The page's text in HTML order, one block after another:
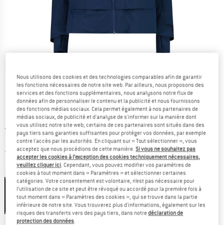
Prix initial :
199,95€
Prix:
79,98€ TVA incl.
Livraison gratuite(FR)France. Informations sur les frais de
Couleur:Blue Ink
-60 % -60 % -60 %
Sélectionner taille:
Nous utilisons des cookies et des technologies comparables afin de garantir
les fonctions nécessaires de notre site web. Par ailleurs, nous proposons des
services et des fonctions supplémentaires, nous analysons notre flux de
données afin de personnaliser le contenu et la publicité et nous fournissons
des fonctions médias sociaux. Cela permet également à nos partenaires de
médias sociaux, de publicité et d'analyse de s'informer sur la manière dont
vous utilisez notre site web; certains de ces partenaires sont situés dans des
pays tiers sans garanties suffisantes pour protéger vos données, par exemple
contre l'accès par les autorités. En cliquant sur « Tout sélectionner », vous
acceptez que nous procédions de cette manière.Si vous ne souhaitez pas
accepter les cookies à l’exception des cookies techniquement nécessaires,
veuillez cliquer ici. Cependant, vous pouvez modifier vos paramètres de
cookies à tout moment dans « Paramètres » et sélectionner certaines
catégories. Votre consentement est volontaire, n’est pas nécessaire pour
l’utilisation de ce site et peut être révoqué ou accordé pour la première fois à
tout moment dans « Paramètres des cookies », qui se trouve dans la partie
inférieure de notre site. Vous trouverez plus d'informations, également sur les
risques des transferts vers des pays tiers, dans notredéclaration de
protection des données.